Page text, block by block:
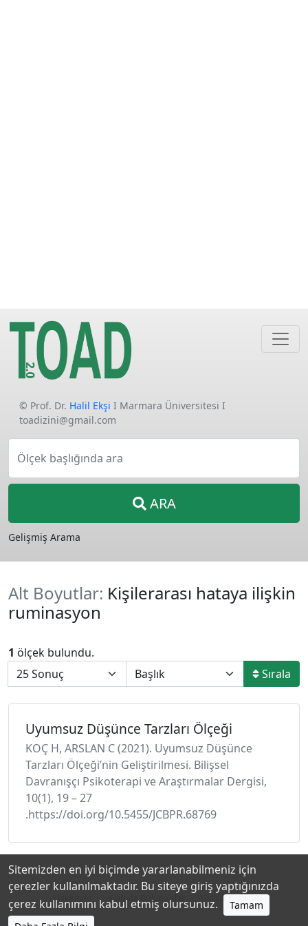
© Prof. Dr. Halil Ekşi I Marmara Üniversitesi I
toadizini@gmail.com
Ölçek başlığında ara
ARA
Gelişmiş Arama
Alt Boyutlar: Kişilerarası hataya ilişkin
ruminasyon
1 ölçek bulundu.
Sırala
Uyumsuz Düşünce Tarzları Ölçeği
KOÇ H, ARSLAN C (2021). Uyumsuz Düşünce
Tarzları Ölçeği’nin Geliştirilmesi. Bilişsel
Davranışçı Psikoterapi ve Araştırmalar Dergisi,
10(1), 19 – 27
.https://doi.org/10.5455/JCBPR.68769
Hakkında Katkıda Bulunanlar Gizlilik Politikası
Sitemizden en iyi biçimde yararlanabilmeniz için
çerezler kullanılmaktadır. Bu siteye giriş yaptığınızda
çerez kullanımını kabul etmiş olursunuz.
Tamam